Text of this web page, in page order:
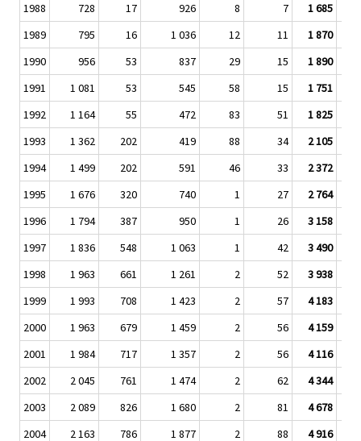
1988
728 17 926 8 7
1 685
1989
795 16 1 036 12 11
1 870
1990
956 53 837 29 15
1 890
1991
1 081 53 545 58 15
1 751
1992
1 164 55 472 83 51
1 825
1993
1 362 202 419 88 34
2 105
1994
1 499 202 591 46 33
2 372
1995
1 676 320 740 1 27
2 764
1996
1 794 387 950 1 26
3 158
1997
1 836 548 1 063 1 42
3 490
1998
1 963 661 1 261 2 52
3 938
1999
1 993 708 1 423 2 57
4 183
2000
1 963 679 1 459 2 56
4 159
2001
1 984 717 1 357 2 56
4 116
2002
2 045 761 1 474 2 62
4 344
2003
2 089 826 1 680 2 81
4 678
2004
2 163 786 1 877 2 88
4 916